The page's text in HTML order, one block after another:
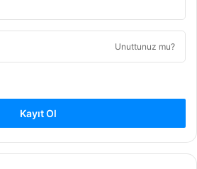
Unuttunuz mu?
Kayıt Ol